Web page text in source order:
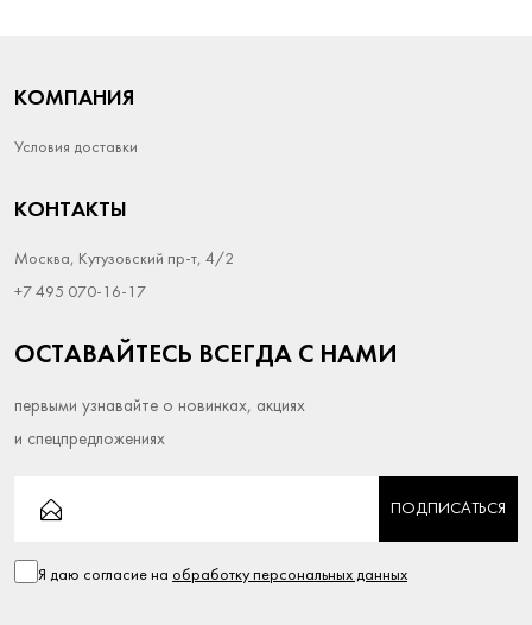
КОМПАНИЯ
Условия доставки
КОНТАКТЫ
Москва, Кутузовский пр-т, 4/2
+7 495 070-16-17
ОСТАВАЙТЕСЬ ВСЕГДА С НАМИ
первыми узнавайте о новинках, акциях
и спецпредложениях
ПОДПИСАТЬСЯ
Я даю согласие на обработку персональных данных